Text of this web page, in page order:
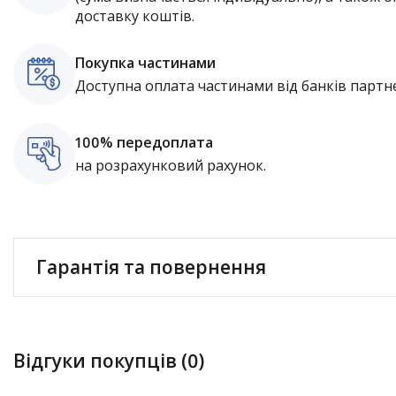
доставку коштів.
Покупка частинами
Доступна оплата частинами від банків
100% передоплата
на розрахунковий рахунок.
Гарантія та повернення
Відгуки покупців (0)